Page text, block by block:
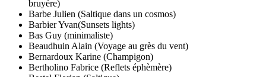
bruyère)
Barbe Julien (Saltique dans un cosmos)
Barbier Yvan(Sunsets lights)
Bas Guy (minimaliste)
Beaudhuin Alain (Voyage au grès du vent)
Bernardoux Karine (Champigon)
Bertholino Fabrice (Reflets éphèmère)